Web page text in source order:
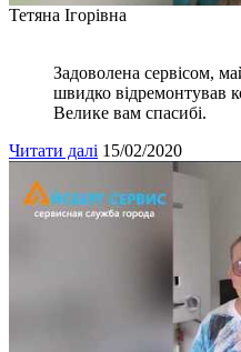
Тетяна Ігорівна
Задоволена сервісом,
швидко відремонтував
Велике вам спасибі.
Читати далі 15/02/2020